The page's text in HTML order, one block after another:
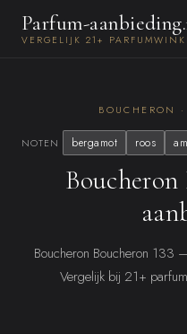
Parfum-
VERGELIJK 21+
BOUCHERON
NOTEN bergamot roos
Boucheron
Boucheron Boucheron 133
Vergelijk bij 21+